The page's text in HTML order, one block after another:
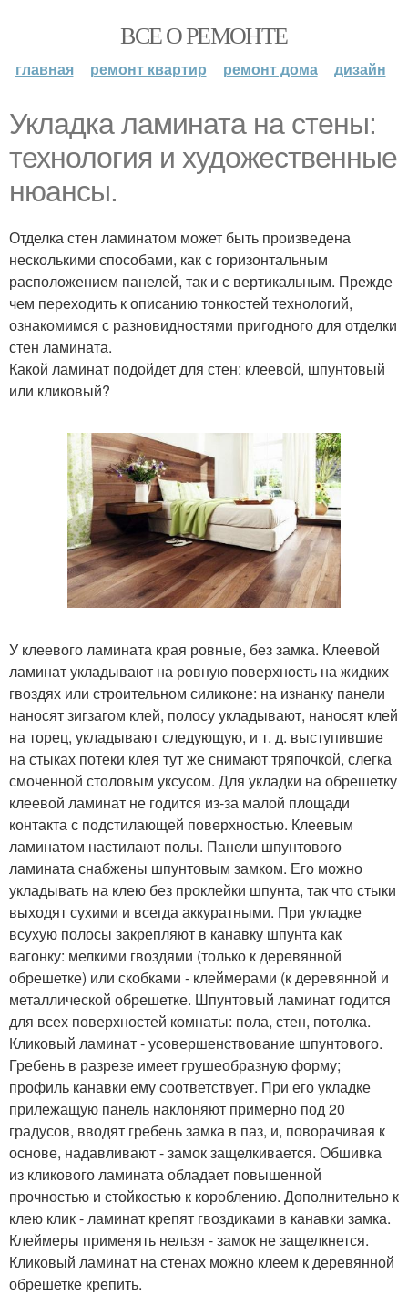
ВСЕ О РЕМОНТЕ
главная ремонт квартир ремонт дома дизайн
Укладка ламината на стены:
технология и художественные
нюансы.
Отделка стен ламинатом может быть произведена
несколькими способами, как с горизонтальным
расположением панелей, так и с вертикальным. Прежде
чем переходить к описанию тонкостей технологий,
ознакомимся с разновидностями пригодного для отделки
стен ламината.
Какой ламинат подойдет для стен: клеевой, шпунтовый
или кликовый?
У клеевого ламината края ровные, без замка. Клеевой
ламинат укладывают на ровную поверхность на жидких
гвоздях или строительном силиконе: на изнанку панели
наносят зигзагом клей, полосу укладывают, наносят клей
на торец, укладывают следующую, и т. д. выступившие
на стыках потеки клея тут же снимают тряпочкой, слегка
смоченной столовым уксусом. Для укладки на обрешетку
клеевой ламинат не годится из-за малой площади
контакта с подстилающей поверхностью. Клеевым
ламинатом настилают полы. Панели шпунтового
ламината снабжены шпунтовым замком. Его можно
укладывать на клею без проклейки шпунта, так что стыки
выходят сухими и всегда аккуратными. При укладке
всухую полосы закрепляют в канавку шпунта как
вагонку: мелкими гвоздями (только к деревянной
обрешетке) или скобками - клеймерами (к деревянной и
металлической обрешетке. Шпунтовый ламинат годится
для всех поверхностей комнаты: пола, стен, потолка.
Кликовый ламинат - усовершенствование шпунтового.
Гребень в разрезе имеет грушеобразную форму;
профиль канавки ему соответствует. При его укладке
прилежащую панель наклоняют примерно под 20
градусов, вводят гребень замка в паз, и, поворачивая к
основе, надавливают - замок защелкивается. Обшивка
из кликового ламината обладает повышенной
прочностью и стойкостью к короблению. Дополнительно к
клею клик - ламинат крепят гвоздиками в канавки замка.
Клеймеры применять нельзя - замок не защелкнется.
Кликовый ламинат на стенах можно клеем к деревянной
обрешетке крепить.